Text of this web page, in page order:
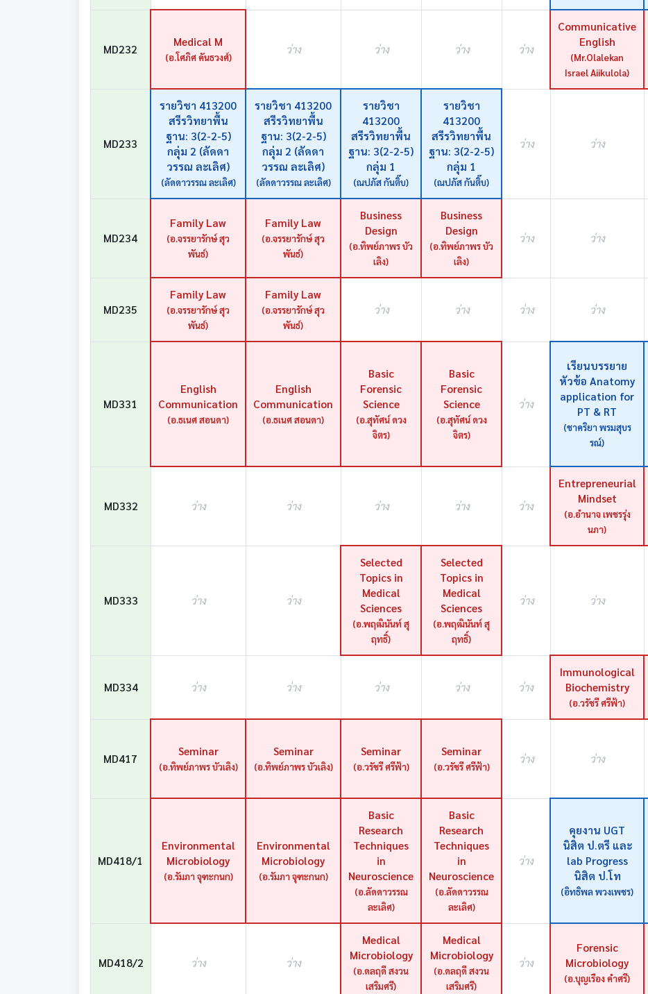
MD232
Medical M
(อ.โศภิศ คันธวงศ์)
ว่าง ว่าง ว่าง ว่าง
Communicative
English
(Mr.Olalekan
Israel Aiikulola)
MD233
รายวิชา 413200
สรีรวิทยาพื้น
ฐาน: 3(2-2-5)
กลุ่ม 2 (ลัดดา
วรรณ ละเลิศ)
(ลัดดาวรรณ ละเลิศ)
รายวิชา 413200
สรีรวิทยาพื้น
ฐาน: 3(2-2-5)
กลุ่ม 2 (ลัดดา
วรรณ ละเลิศ)
(ลัดดาวรรณ ละเลิศ)
รายวิชา
413200
สรีรวิทยาพื้น
ฐาน: 3(2-2-5)
กลุ่ม 1
(ณปภัส กันติ๊บ)
รายวิชา
413200
สรีรวิทยาพื้น
ฐาน: 3(2-2-5)
กลุ่ม 1
(ณปภัส กันติ๊บ)
ว่าง ว่าง
MD234
Family Law
(อ.จรรยารักษ์ สุว
พันธ์)
Family Law
(อ.จรรยารักษ์ สุว
พันธ์)
Business
Design
(อ.ทิพย์ภาพร บัว
เลิง)
Business
Design
(อ.ทิพย์ภาพร บัว
เลิง)
ว่าง ว่าง
MD235
Family Law
(อ.จรรยารักษ์ สุว
พันธ์)
Family Law
(อ.จรรยารักษ์ สุว
พันธ์)
ว่าง ว่าง ว่าง ว่าง
MD331
English
Communication
(อ.ธเนศ สอนดา)
English
Communication
(อ.ธเนศ สอนดา)
Basic
Forensic
Science
(อ.สุทัศน์ ดวง
จิตร)
Basic
Forensic
Science
(อ.สุทัศน์ ดวง
จิตร)
ว่าง
เรียนบรรยาย
หัวข้อ Anatomy
application for
PT & RT
(ชาคริยา พรมสุบร
รณ์)
MD332 ว่าง ว่าง ว่าง ว่าง ว่าง
Entrepreneurial
Mindset
(อ.อำนาจ เพชรรุ่ง
นภา)
MD333 ว่าง ว่าง
Selected
Topics in
Medical
Sciences
(อ.พฤฒินันท์ สุ
ฤทธิ์)
Selected
Topics in
Medical
Sciences
(อ.พฤฒินันท์ สุ
ฤทธิ์)
ว่าง ว่าง
MD334 ว่าง ว่าง ว่าง ว่าง ว่าง
Immunological
Biochemistry
(อ.วรัชรี ศรีฟ้า)
MD417
Seminar
(อ.ทิพย์ภาพร บัวเลิง)
Seminar
(อ.ทิพย์ภาพร บัวเลิง)
Seminar
(อ.วรัชรี ศรีฟ้า)
Seminar
(อ.วรัชรี ศรีฟ้า)
ว่าง ว่าง
MD418/1
Environmental
Microbiology
(อ.รัมภา จุฑะกนก)
Environmental
Microbiology
(อ.รัมภา จุฑะกนก)
Basic
Research
Techniques
in
Neuroscience
(อ.ลัดดาวรรณ
ละเลิศ)
Basic
Research
Techniques
in
Neuroscience
(อ.ลัดดาวรรณ
ละเลิศ)
ว่าง
คุยงาน UGT
นิสิต ป.ตรี และ
lab Progress
นิสิต ป.โท
(อิทธิพล พวงเพชร)
MD418/2 ว่าง ว่าง
Medical
Microbiology
(อ.ดลฤดี สงวน
เสริมศรี)
Medical
Microbiology
(อ.ดลฤดี สงวน
เสริมศรี)
ว่าง
Forensic
Microbiology
(อ.บุญเรือง คำศรี)